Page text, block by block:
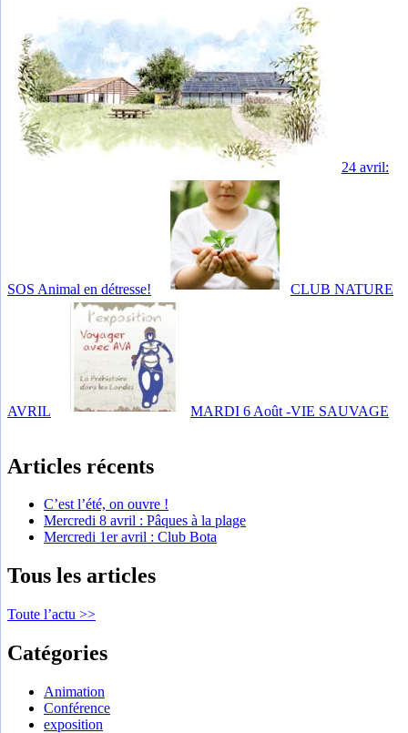
24 avril:
SOS Animal en détresse! CLUB NATURE
AVRIL MARDI 6 Août -VIE SAUVAGE
Articles récents
C’est l’été, on ouvre !
Mercredi 8 avril : Pâques à la plage
Mercredi 1er avril : Club Bota
Tous les articles
Toute l’actu >>
Catégories
Animation
Conférence
exposition